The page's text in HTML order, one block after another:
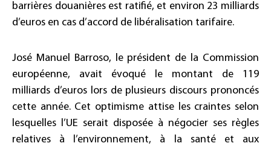
barrières douanières est ratifié, et environ 23 milliards
d’euros en cas d’accord de libéralisation tarifaire.
José Manuel Barroso, le président de la Commission
européenne, avait évoqué le montant de 119
milliards d’euros lors de plusieurs discours prononcés
cette année. Cet optimisme attise les craintes selon
lesquelles l’UE serait disposée à négocier ses règles
relatives à l’environnement, à la santé et aux